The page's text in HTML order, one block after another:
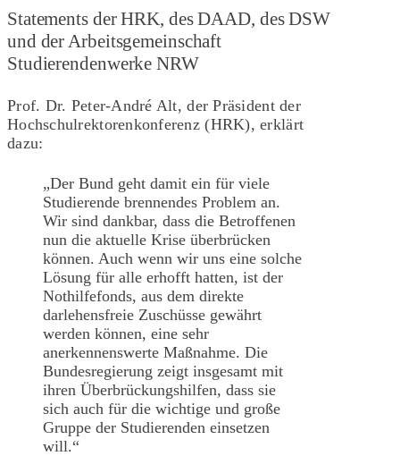
Statements der HRK, des DAAD, des DSW
und der Arbeitsgemeinschaft
Studierendenwerke NRW
Prof. Dr. Peter-André Alt, der Präsident der
Hochschulrektorenkonferenz (HRK), erklärt
dazu:
„Der Bund geht damit ein für viele
Studierende brennendes Problem an.
Wir sind dankbar, dass die Betroffenen
nun die aktuelle Krise überbrücken
können. Auch wenn wir uns eine solche
Lösung für alle erhofft hatten, ist der
Nothilfefonds, aus dem direkte
darlehensfreie Zuschüsse gewährt
werden können, eine sehr
anerkennenswerte Maßnahme. Die
Bundesregierung zeigt insgesamt mit
ihren Überbrückungshilfen, dass sie
sich auch für die wichtige und große
Gruppe der Studierenden einsetzen
will.“